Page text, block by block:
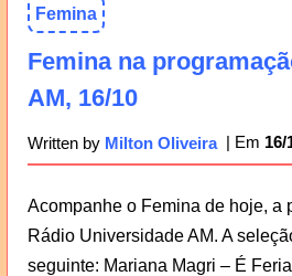
Femina
Femina na
AM, 16/10
Written by Milton Oliveira 16/
Acompanhe o Femina de hoje, a
Rádio Universidade AM. A
seguinte: Mariana Magri – É